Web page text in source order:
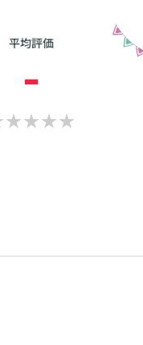
平均評価
-